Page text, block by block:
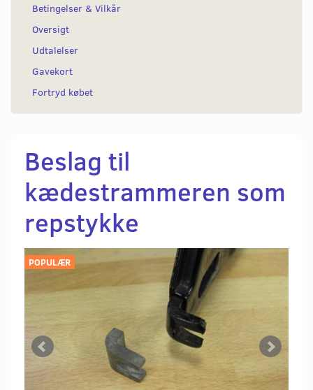
Betingelser & Vilkår
Oversigt
Udtalelser
Gavekort
Fortryd købet
Beslag til
kædestrammeren som
repstykke
POPULÆR